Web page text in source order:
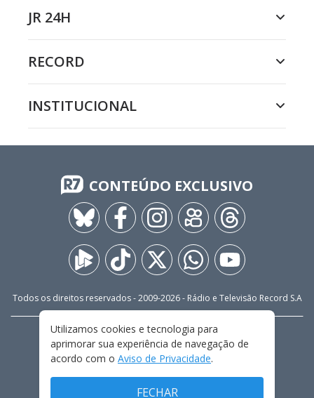
JR 24H
RECORD
INSTITUCIONAL
CONTEÚDO EXCLUSIVO
Todos os direitos reservados - 2009-2026- Rádio e Televisão Record S.A
FALE CONOSCO
PRIVACIDADE
TERMOS E CONDIÇÕES DE USO
Utilizamos cookies e tecnologia para
aprimorar sua experiência de navegação de
acordo com o Aviso de Privacidade.
FECHAR